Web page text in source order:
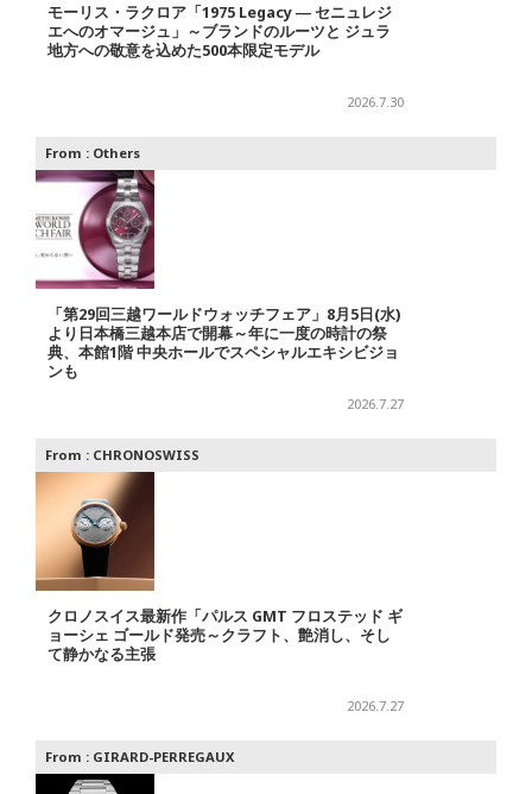
モーリス・ラクロア「1975 Legacy ― セニュレジ
エへのオマージュ」～ブランドのルーツと ジュラ
地方への敬意を込めた500本限定モデル
2026.7.30
From : Others
「第29回三越ワールドウォッチフェア」8月5日(水)
より日本橋三越本店で開幕～年に一度の時計の祭
典、本館1階 中央ホールでスペシャルエキシビジョ
ンも
2026.7.27
From : CHRONOSWISS
クロノスイス最新作「パルス GMT フロステッド ギ
ョーシェ ゴールド発売～クラフト、艶消し、そし
て静かなる主張
2026.7.27
From : GIRARD-PERREGAUX